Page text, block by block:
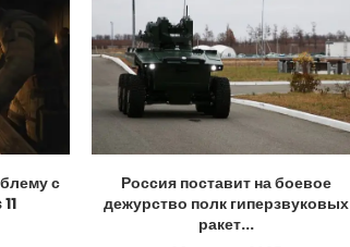
с
Россия поставит на боевое
дежурство полк гиперзвуковых
ракет...